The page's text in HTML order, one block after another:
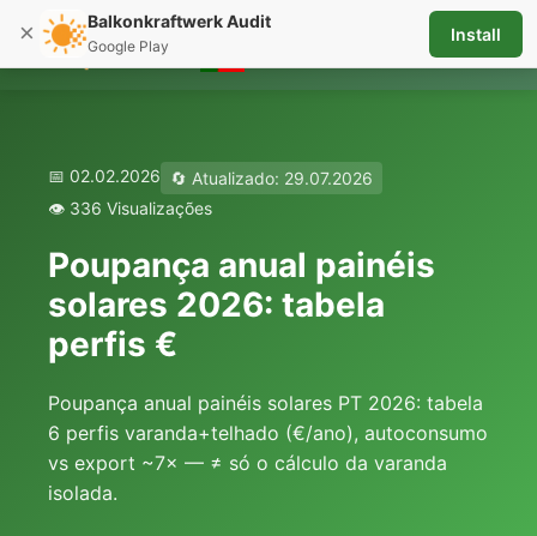
☰
📅 02.02.2026
🔄 Atualizado: 29.07.2026
👁️ 336 Visualizações
Poupança anual painéis
solares 2026: tabela
perfis €
Poupança anual painéis solares PT 2026: tabela
6 perfis varanda+telhado (€/ano), autoconsumo
vs export ~7× — ≠ só o cálculo da varanda
isolada.
× Balkonkraftwerk Audit
Google Play
Install